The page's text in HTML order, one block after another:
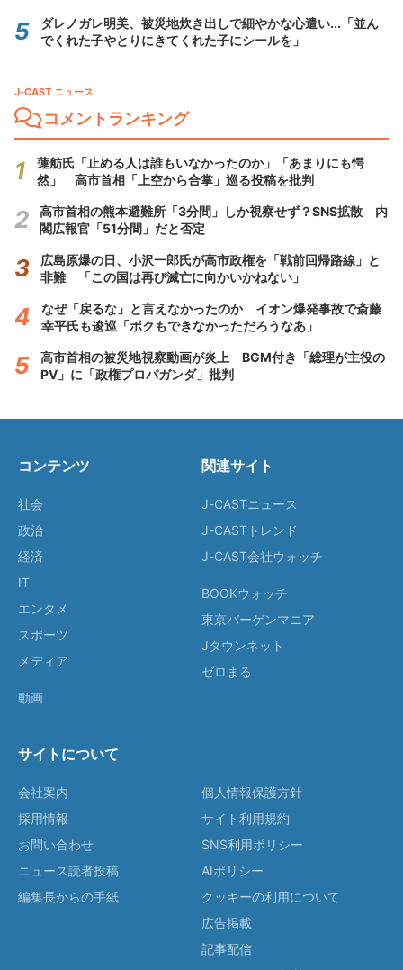
ダレノガレ明美、被災地炊き出しで細やかな心遣い...「並ん
でくれた子やとりにきてくれた子にシールを」
J-CAST ニュース
コメントランキング
蓮舫氏「止める人は誰もいなかったのか」「あまりにも愕
然」 高市首相「上空から合掌」巡る投稿を批判
高市首相の熊本避難所「3分間」しか視察せず？SNS拡散 内
閣広報官「51分間」だと否定
広島原爆の日、小沢一郎氏が高市政権を「戦前回帰路線」と
非難 「この国は再び滅亡に向かいかねない」
なぜ「戻るな」と言えなかったのか イオン爆発事故で斎藤
幸平氏も逡巡「ボクもできなかっただろうなあ」
高市首相の被災地視察動画が炎上 BGM付き「総理が主役の
PV」に「政権プロパガンダ」批判
コンテンツ
社会
政治
経済
IT
エンタメ
スポーツ
メディア
動画
関連サイト
J-CASTニュース
J-CASTトレンド
J-CAST会社ウォッチ
BOOKウォッチ
東京バーゲンマニア
Jタウンネット
ゼロまる
サイトについて
会社案内
採用情報
お問い合わせ
ニュース読者投稿
編集長からの手紙
個人情報保護方針
サイト利用規約
SNS利用ポリシー
AIポリシー
クッキーの利用について
広告掲載
記事配信